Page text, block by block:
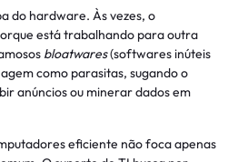
do hardware. Às vezes, o
está trabalhando para outra
bloatwares(softwares inúteis
como parasitas, sugando o
anúncios ou minerar dados em
eficiente não foca apenas